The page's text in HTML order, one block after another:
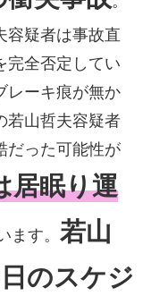
容疑者は事故直
完全否定してい
レーキ痕が無か
若山哲夫容疑者
だった可能性が
居眠り運
ます。 若山
のスケジ